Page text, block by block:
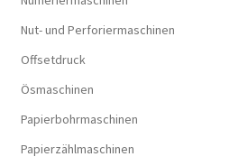
Nut- und Perforiermaschinen
Offsetdruck
Ösmaschinen
Papierbohrmaschinen
Papierzählmaschinen